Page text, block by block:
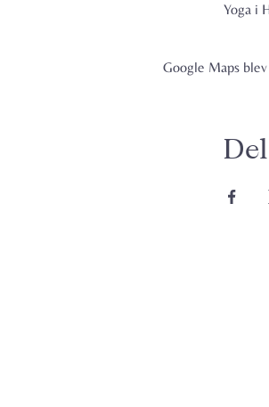
Yoga i
Google Maps